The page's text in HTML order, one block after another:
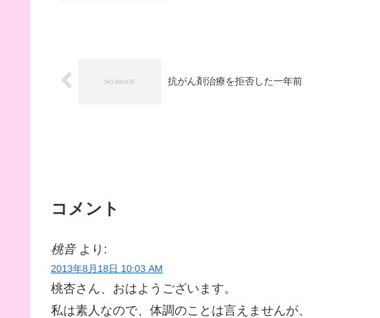
抗がん剤治療を拒否した一年前
コメント
桃音 より:
2013年8月18日 10:03 AM
桃杏さん、おはようございます。
私は素人なので、体調のことは言えませんが、